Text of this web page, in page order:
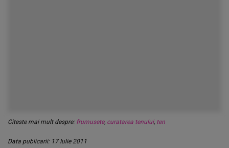
Citeste mai mult despre: frumusete, curatarea tenului, ten
Data publicarii: 17 Iulie 2011